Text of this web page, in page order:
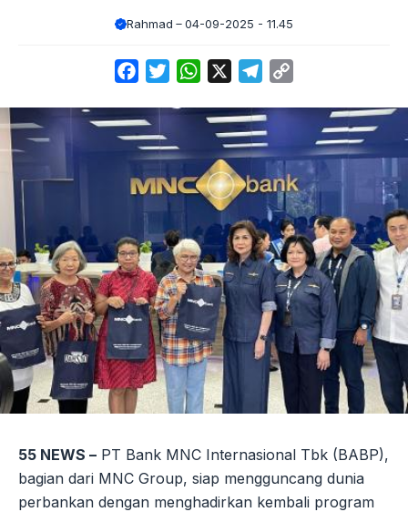
Rahmad 04-09-2025 - 11.45
FacebookTwitterWhatsApp Telegram
55 NEWS – PT Bank MNC Internasional Tbk (BABP),
bagian dari MNC Group, siap mengguncang dunia
perbankan dengan menghadirkan kembali program